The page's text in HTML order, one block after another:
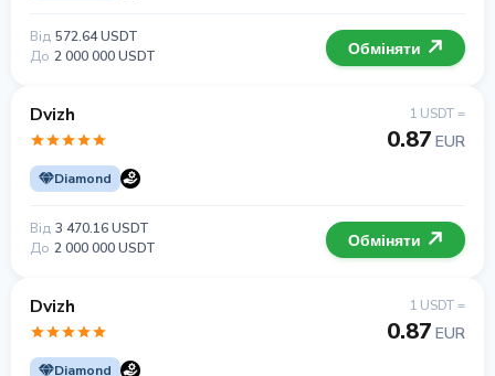
Від 572.64 USDT
До 2 000 000 USDT Обміняти
Dvizh
Diamond
1 USDT =
0.87 EUR
Від 3 470.16 USDT
До 2 000 000 USDT Обміняти
Dvizh
Diamond
1 USDT =
0.87 EUR